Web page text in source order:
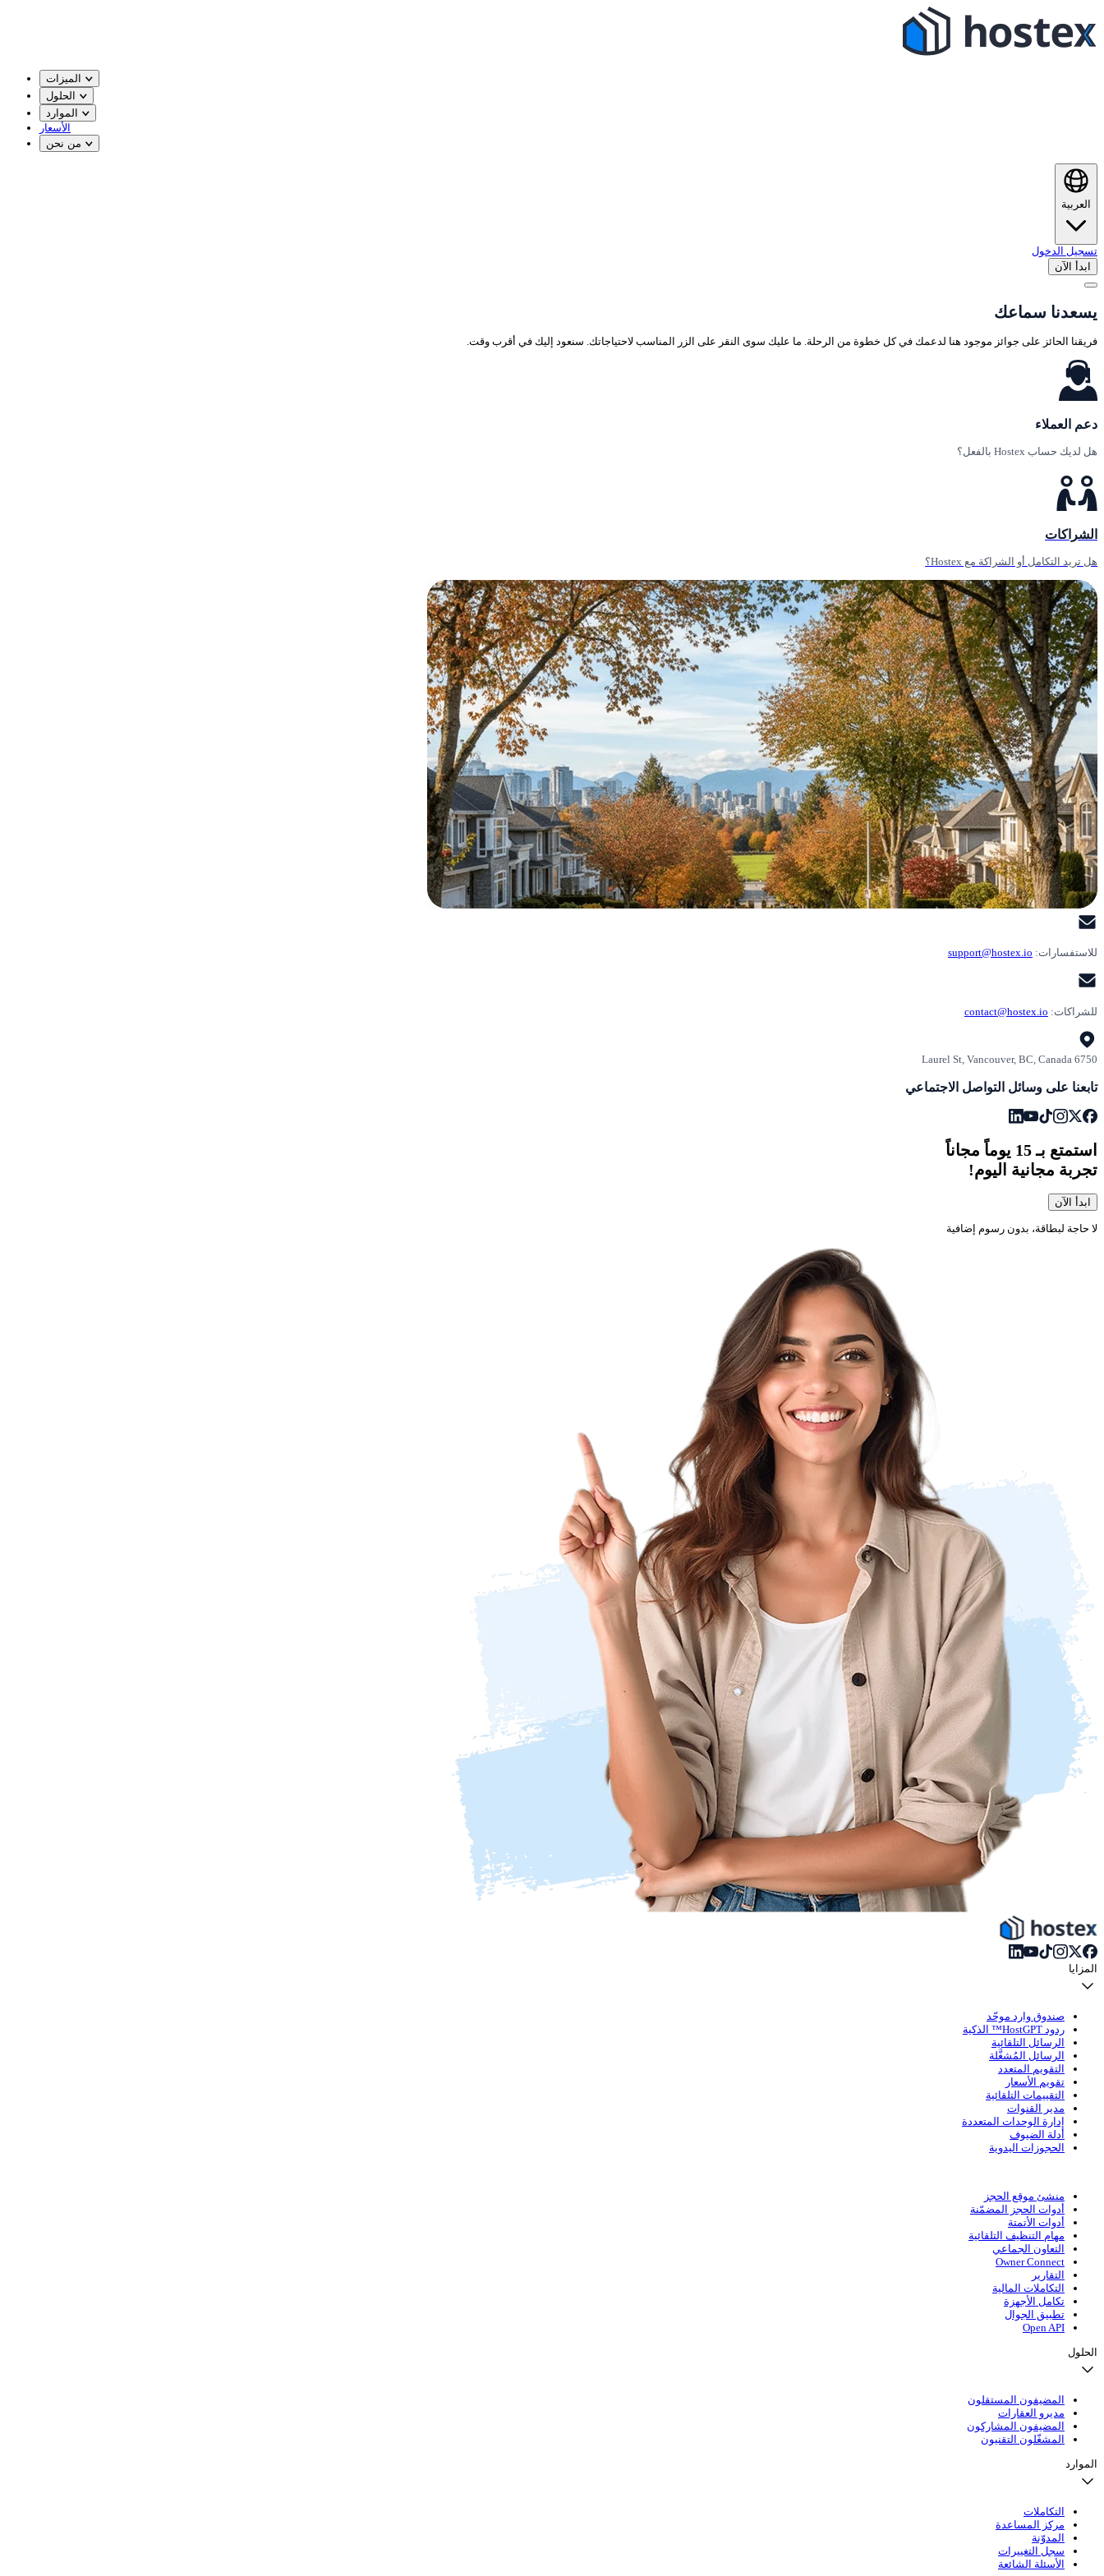
الميزات
الحلول
الموارد
الأسعار
من نحن
العربية
تسجيل الدخول
ابدأ الآن
يسعدنا سماعك
فريقنا الحائز على جوائز موجود هنا لدعمك في كل خطوة من الرحلة. ما عليك سوى النقر على الزر المناسب لاحتياجاتك. سنعود إليك في أقرب وقت.
دعم العملاء
هل لديك حساب Hostex بالفعل؟
الشراكات
هل تريد التكامل أو الشراكة مع Hostex؟
للاستفسارات: support@hostex.io
للشراكات: contact@hostex.io
6750 Laurel St, Vancouver, BC, Canada
تابعنا على وسائل التواصل الاجتماعي
استمتع بـ 15 يوماً
مجاناً
تجربة مجانية اليوم!
ابدأ الآن
لا حاجة لبطاقة، بدون رسوم إضافية
المزايا
صندوق وارد موحّد
ردود HostGPT™ الذكية
الرسائل التلقائية
الرسائل المُشغَّلة
التقويم المتعدد
تقويم الأسعار
التقييمات التلقائية
مدير القنوات
إدارة الوحدات المتعددة
أدلة الضيوف
الحجوزات اليدوية
منشئ موقع الحجز
أدوات الحجز المضمّنة
أدوات الأتمتة
مهام التنظيف التلقائية
التعاون الجماعي
Owner Connect
التقارير
التكاملات المالية
تكامل الأجهزة
تطبيق الجوال
Open API
الحلول
المضيفون المستقلون
مديرو العقارات
المضيفون المشاركون
المشغّلون التقنيون
الموارد
التكاملات
مركز المساعدة
المدوّنة
سجل التغييرات
الأسئلة الشائعة